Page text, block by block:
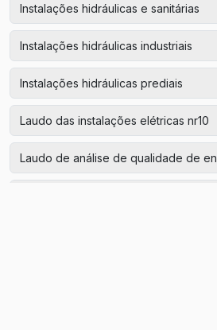
Instalações hidráulicas e sanitárias
Instalações hidráulicas industriais
Instalações hidráulicas prediais
Laudo das instalações elétricas nr10
Laudo de análise de qualidade de